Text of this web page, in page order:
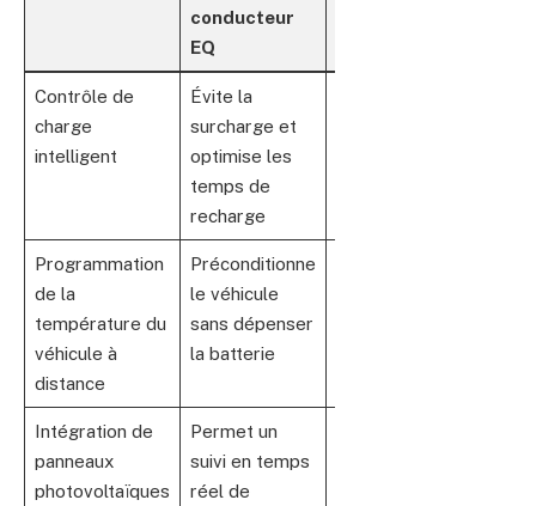
conducteur
EQ
Contrôle de
charge
intelligent
Évite la
surcharge et
optimise les
temps de
recharge
Programmation
de la
température du
véhicule à
distance
Préconditionne
le véhicule
sans dépenser
la batterie
Intégration de
panneaux
photovoltaïques
Permet un
suivi en temps
réel de